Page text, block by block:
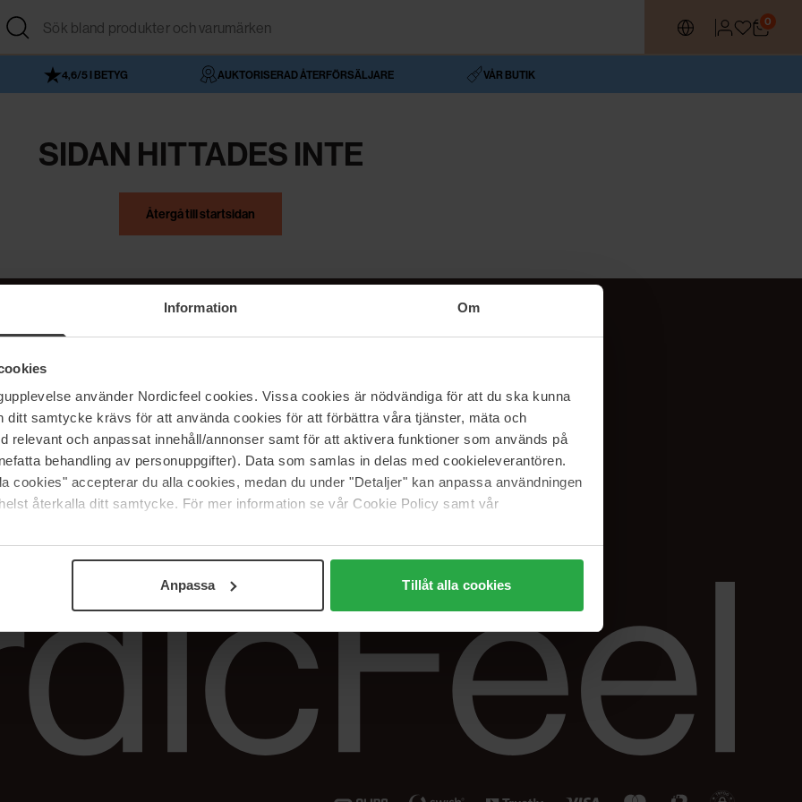
Information Om
använder Nordicfeel cookies. Vissa cookies är nödvändiga för att du ska kunna
ditt samtycke krävs för att använda cookies för att förbättra våra tjänster, mäta och
relevant och anpassat innehåll/annonser samt för att aktivera funktioner som används på
behandling av personuppgifter). Data som samlas in delas med cookieleverantören.
cookies" accepterar du alla cookies, medan du under "Detaljer" kan anpassa användningen
återkalla ditt samtycke. För mer information se vår Cookie Policy samt vår
Anpassa Tillåt alla cookies
0
4,6/5 I BETYG AUKTORISERAD ÅTERFÖRSÄLJARE VÅR BUTIK
SIDAN HITTADES INTE
Återgå till startsidan
NordicFeel
Vår butik
Våra varumärken
Jobba hos oss
Samarbeta med oss
The Beauty Edit
Hjälp
FAQ
Spåra min beställning
Returer &
reklamationer
Följ oss
Facebook
Instagram
Linkedin